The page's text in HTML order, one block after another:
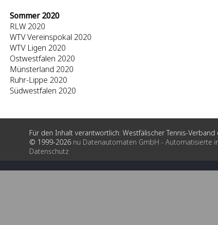
Sommer 2020
RLW 2020
WTV Vereinspokal 2020
WTV Ligen 2020
Ostwestfalen 2020
Münsterland 2020
Ruhr-Lippe 2020
Südwestfalen 2020
Für den Inhalt verantwortlich: Westfälischer Tennis-Verband
© 1999-2026 nu Datenautomaten GmbH - Automatisierte
Datenschutz